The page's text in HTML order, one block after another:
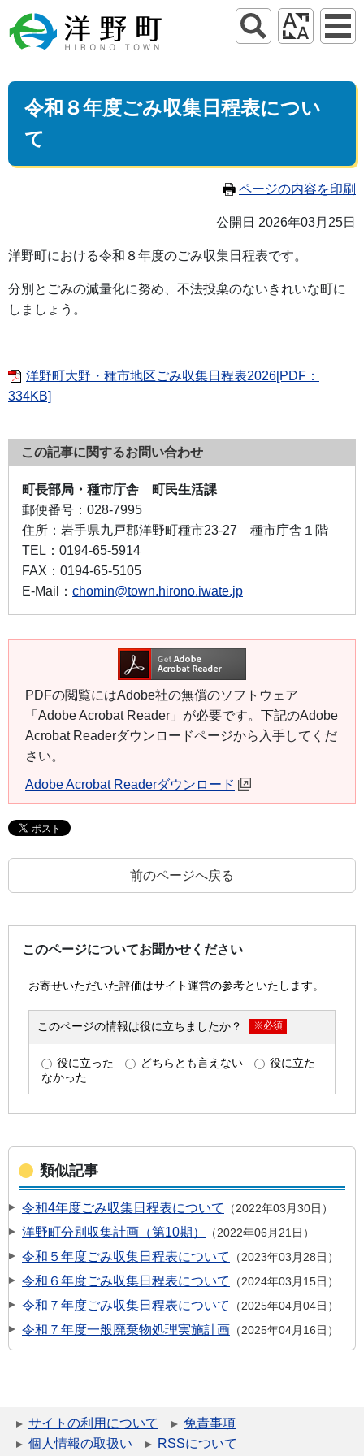
令和８年度ごみ収集日程表につい
て
ページの内容を印刷
公開日 2026年03月25日
洋野町における令和８年度のごみ収集日程表です。
分別とごみの減量化に努め、不法投棄のないきれいな町に
しましょう。
洋野町大野・種市地区ごみ収集日程表2026[PDF：
334KB]
この記事に関するお問い合わせ
町長部局・種市庁舎 町民生活課
郵便番号： 028-7995
住所： 岩手県九戸郡洋野町種市23-27 種市庁舎１階
TEL： 0194-65-5914
FAX： 0194-65-5105
E-Mail： chomin@town.hirono.iwate.jp
PDFの閲覧にはAdobe社の無償のソフトウェア
「Adobe Acrobat Reader」が必要です。下記のAdobe
Acrobat Readerダウンロードページから入手してくだ
さい。
Adobe Acrobat Readerダウンロード
前のページへ戻る
このページについてお聞かせください
類似記事
令和4年度ごみ収集日程表について 2022年03月30日
洋野町分別収集計画（第10期） 2022年06月21日
令和５年度ごみ収集日程表について 2023年03月28日
令和６年度ごみ収集日程表について 2024年03月15日
令和７年度ごみ収集日程表について 2025年04月04日
令和７年度一般廃棄物処理実施計画 2025年04月16日
サイトの利用について
免責事項
個人情報の取扱い
RSSについて